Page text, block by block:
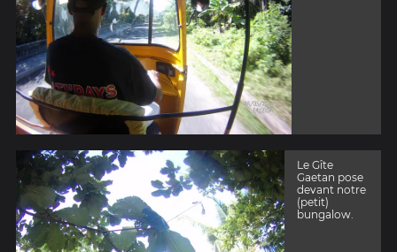
Le Gîte
Gaetan pose
devant notre
(petit)
bungalow.